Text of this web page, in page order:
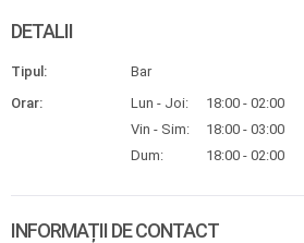
DETALII
Tipul:
Bar
Orar:
Lun - Joi:
18:00 - 02:00
Vin - Sim:
18:00 - 03:00
Dum:
18:00 - 02:00
INFORMAȚII DE CONTACT